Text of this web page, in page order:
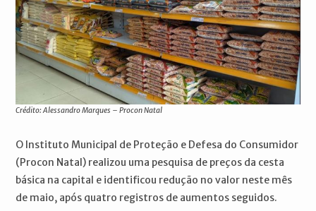
Crédito: Alessandro Marques – Procon Natal
O Instituto Municipal de Proteção e Defesa do Consumidor
(Procon Natal) realizou uma pesquisa de preços da cesta
básica na capital e identificou redução no valor neste mês
de maio, após quatro registros de aumentos seguidos.